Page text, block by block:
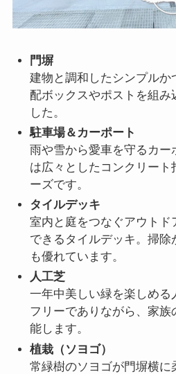
門塀
建物と調和したシンプルか
配ボックスやポストを組み
した。
駐車場＆カーポート
雨や雪から愛車を守るカ
は広々としたコンクリート
ーズです。
タイルデッキ
室内と庭をつなぐアウトド
できるタイルデッキ。掃除
も優れています。
人工芝
一年中美しい緑を楽しめる
フリーでありながら、家
能します。
植栽（ソヨゴ）
常緑樹のソヨゴが門塀横に